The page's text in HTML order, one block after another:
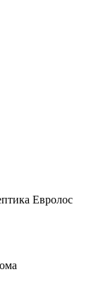
Евролос